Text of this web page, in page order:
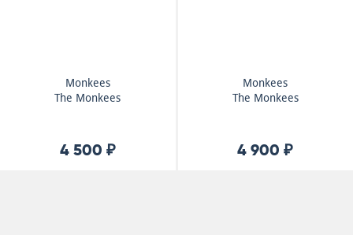
Monkees
The Monkees
4 500 ₽
Monkees
The Monkees
4 900 ₽